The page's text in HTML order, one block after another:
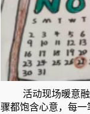
活动现场暖意
骤都饱含心意，每